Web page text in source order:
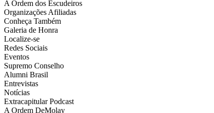
A Ordem dos Escudeiros
Organizações Afiliadas
Conheça Também
Galeria de Honra
Localize-se
Redes Sociais
Eventos
Supremo Conselho
Alumni Brasil
Entrevistas
Notícias
Extracapitular Podcast
A Ordem DeMolay